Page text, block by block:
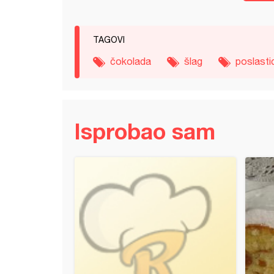
TAGOVI
čokolada šlag
Isprobao sam